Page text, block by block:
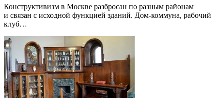
Конструктивизм в Москве разбросан по разным районам
и связан с исходной функцией зданий. Дом-коммуна, рабочий
клуб…